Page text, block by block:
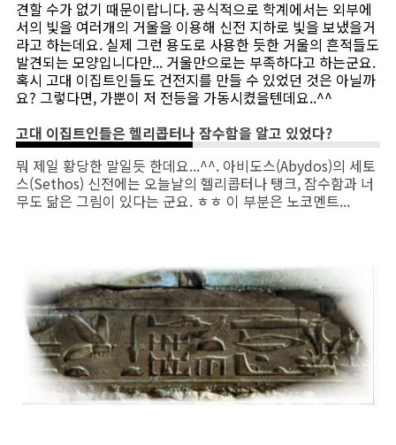
견할 수가 없기 때문이랍니다. 공식적으로 학계에서는 외부에
서의 빛을 여러개의 거울을 이용해 신전 지하로 빛을 보냈을거
라고 하는데요. 실제 그런 용도로 사용한 듯한 거울의 흔적들도
발견되는 모양입니다만... 거울만으로는 부족하다고 하는군요.
혹시 고대 이집트인들도 건전지를 만들 수 있었던 것은 아닐까
요? 그렇다면, 가뿐이 저 전등을 가동시켰을텐데요..^^
고대 이집트인들은 헬리콥터나 잠수함을 알고 있었다?
뭐 제일 황당한 말일듯 한데요...^^. 아비도스(Abydos)의 세토
스(Sethos) 신전에는 오늘날의 헬리콥터나 탱크, 잠수함과 너
무도 닮은 그림이 있다는 군요. ㅎㅎ 이 부분은 노코멘트...